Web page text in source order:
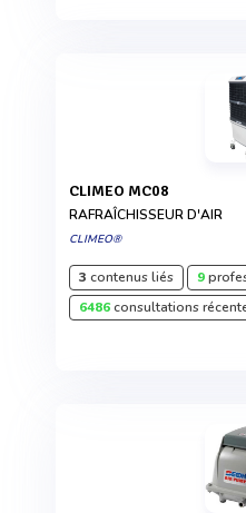
CLIMEO MC08
RAFRAÎCHISSEUR D'AIR
CLIMEO®
3 contenus liés 9
6486consultations